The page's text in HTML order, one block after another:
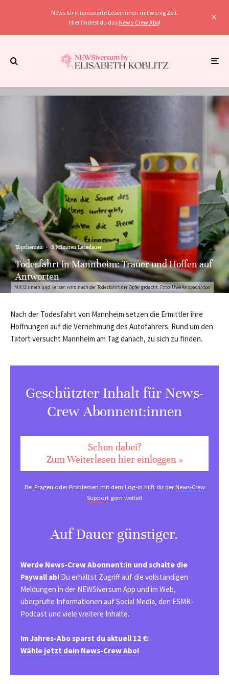
News für interessierte Leser:innen mit wenig Zeit.
Hier findest du das News-Crew Abo!
Mit Blumen und Kerzen wird nach der Todesfahrt der Opfer gedacht. Foto: Uwe Anspach/dpa
Topthemen · 3 Minuten Lesedauer
Todesfahrt in Mannheim: Trauer und Hoffen auf
Antworten
Nach der Todesfahrt von Mannheim setzen die Ermittler ihre
Hoffnungen auf die Vernehmung des Autofahrers. Rund um den
Tatort versucht Mannheim am Tag danach, zu sich zu finden.
Geschützter Inhalt für News-
Crew Abonnent:innen
Schon dabei?
Zum Weiterlesen hier einloggen »
Bei Fragen oder Problemen mit dem Log-in hilft dir derNews-Crew
Support gern weiter!
Auf Dauer günstiger.
Werde News-Crew Abonnent:in und schalte die
Paywall ab! Du erhältst Zugriff auf die vollständigen
Meldungen in der NEWSiversum App und im Web,
überprüfte Informationen auf Social Media, den ESMR-
Podcast und viele weitere Inhalte.
Im Jahres-Abo sparst du aktuell 12 €:
Wähle jetzt dein News-Crew Abo!